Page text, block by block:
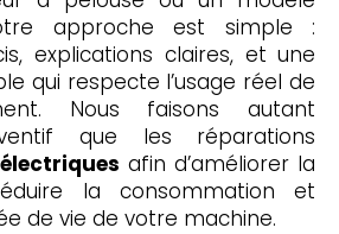
approche est simple :
explications claires, et une
qui respecte l’usage réel de
Nous faisons autant
que les réparations
électriques afin d’améliorer la
la consommation et
de vie de votre machine.